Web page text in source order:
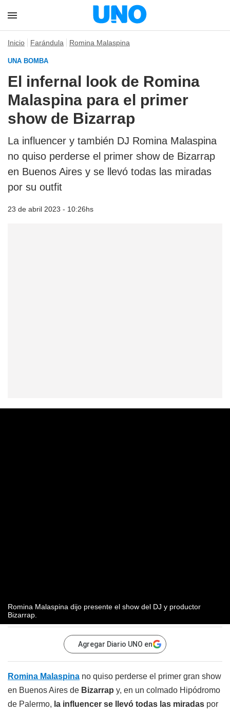
Inicio Farándula Romina Malaspina
UNA BOMBA
El infernal look de Romina
Malaspina para el primer
show de Bizarrap
La influencer y también DJ Romina Malaspina
no quiso perderse el primer show de Bizarrap
en Buenos Aires y se llevó todas las miradas
por su outfit
23 de abril 2023 - 10:26hs
Romina Malaspina dijo presente el show del DJ y productor
Bizarrap.
Agregar Diario UNO en
Romina Malaspina no quiso perderse el primer gran show
en Buenos Aires de Bizarrap y, en un colmado Hipódromo
de Palermo, la influencer se llevó todas las miradas por